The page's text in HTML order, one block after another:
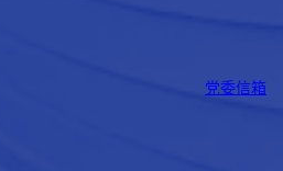
党委信箱